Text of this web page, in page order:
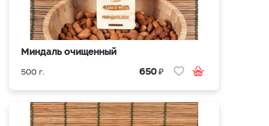
Миндаль очищенный
500 г. 650₽